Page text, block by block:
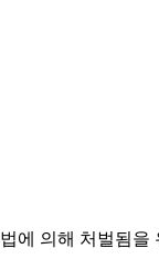
에 의해 처벌됨을